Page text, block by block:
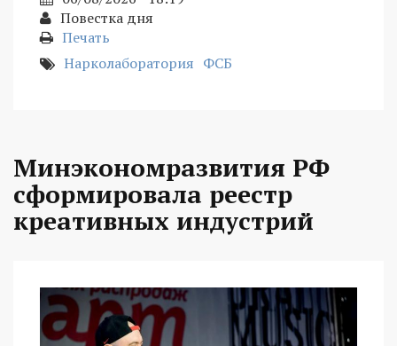
Повестка дня
Печать
Нарколаборатория ФСБ
Минэкономразвития РФ
сформировала реестр
креативных индустрий